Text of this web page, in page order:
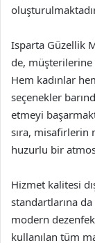
Isparta Güzellik
de,
Hem kadınlar
seçenekler
etmeyi
sıra, misafirlerin
huzurlu bir
Hizmet kalitesi
standartlarına
modern
kullanılan tüm